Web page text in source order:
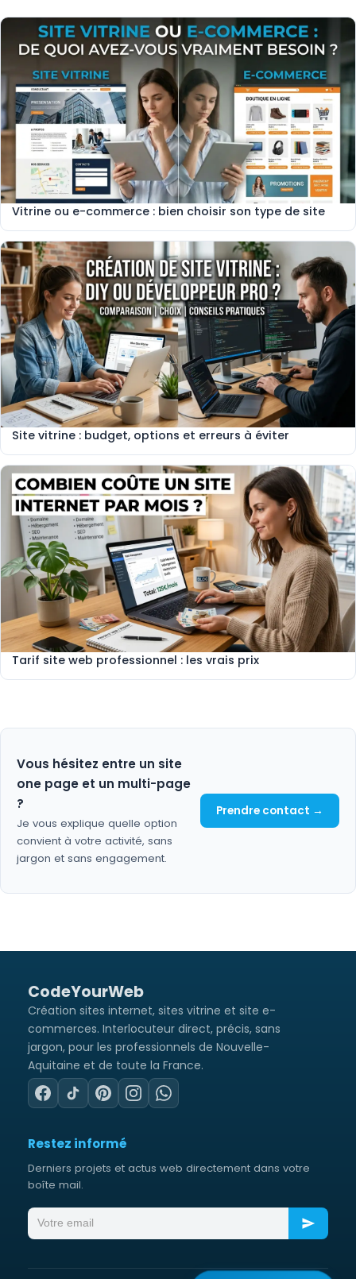
Vitrine ou e-commerce : bien choisir son type de site
Site vitrine : budget, options et erreurs à éviter
Tarif site web professionnel : les vrais prix
Vous hésitez entre un site
one page et un multi-page
?
Je vous explique quelle option
convient à votre activité, sans
jargon et sans engagement.
Prendre contact →
CodeYourWeb
Création sites internet, sites vitrine et site e-
commerces. Interlocuteur direct, précis, sans
jargon, pour les professionnels de Nouvelle-
Aquitaine et de toute la France.
Restez informé
Derniers projets et actus web directement dans votre
boîte mail.